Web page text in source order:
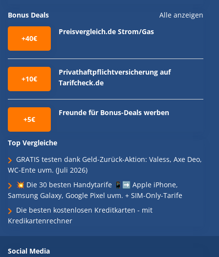
Bonus Deals Alle anzeigen
+40€
Preisvergleich.de Strom/Gas
+10€
Privathaftpflichtversicherung auf
Tarifcheck.de
+5€
Freunde für Bonus-Deals werben
Top Vergleiche
GRATIS testen dank Geld-Zurück-Aktion: Valess, Axe Deo,
WC-Ente uvm. (Juli 2026)
💥 Die 30 besten Handytarife 📱➡️ Apple iPhone,
Samsung Galaxy, Google Pixel uvm. + SIM-Only-Tarife
Die besten kostenlosen Kreditkarten - mit
Kredikartenrechner
Social Media